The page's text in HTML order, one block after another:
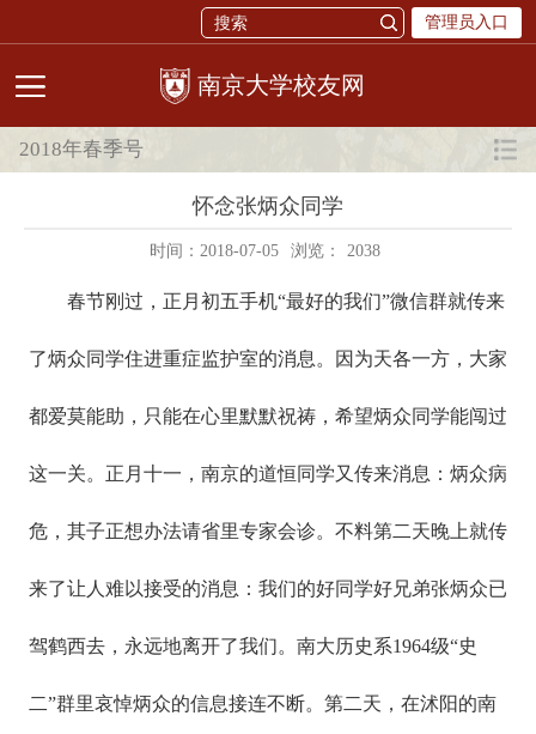
管理员入口
校友网
2018年春季号
怀念张炳众同学
时间：2018-07-05 浏览： 2038
春节刚过，正月初五手机“最好的我们”微信群就传来
了炳众同学住进重症监护室的消息。因为天各一方，大家
都爱莫能助，只能在心里默默祝祷，希望炳众同学能闯过
这一关。正月十一，南京的道恒同学又传来消息：炳众病
危，其子正想办法请省里专家会诊。不料第二天晚上就传
来了让人难以接受的消息：我们的好同学好兄弟张炳众已
驾鹤西去，永远地离开了我们。南大历史系1964级“史
二”群里哀悼炳众的信息接连不断。第二天，在沭阳的南